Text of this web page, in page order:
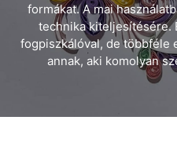
formákat. A mai
technika kiteljesítésére.
fogpiszkálóval, de többféle
annak, aki komolyan